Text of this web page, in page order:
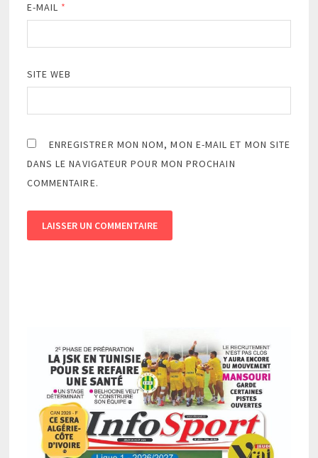
E-MAIL *
SITE WEB
ENREGISTRER MON NOM, MON E-MAIL ET MON SITE
DANS LE NAVIGATEUR POUR MON PROCHAIN
COMMENTAIRE.